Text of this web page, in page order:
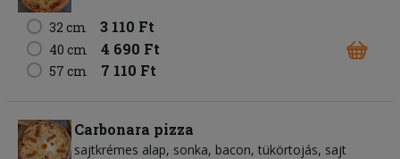
32 cm 3 110 Ft
40 cm 4 690 Ft
57 cm 7 110 Ft
Carbonara pizza
sajtkrémes alap sonka bacon tükörtojás sajt